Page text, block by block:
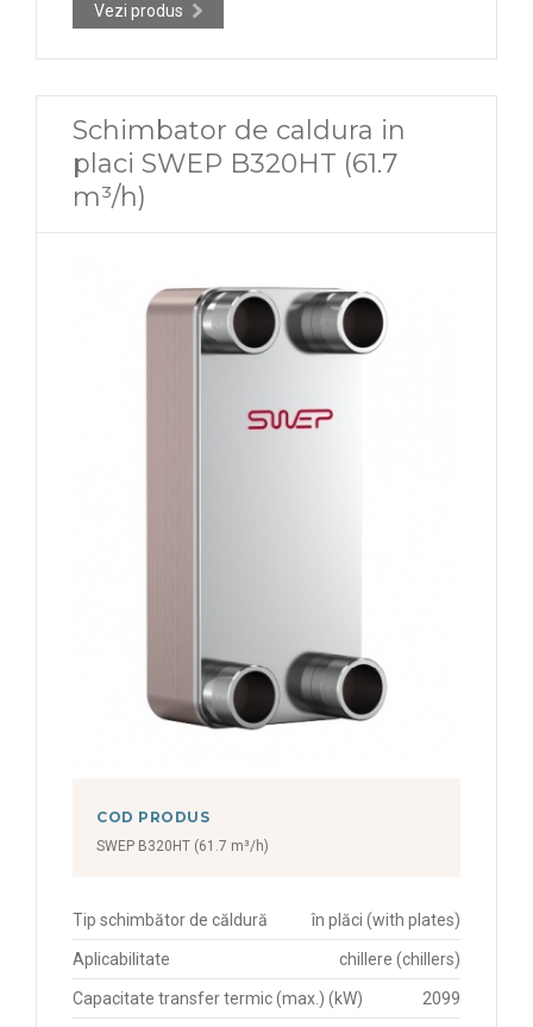
Vezi produs
Schimbator de caldura in
placi SWEP B320HT (61.7
m³/h)
COD PRODUS
SWEP B320HT (61.7 m³/h)
Tip schimbător de căldură în plăci (with plates)
Aplicabilitate chillere (chillers)
Capacitate transfer termic (max.) (kW) 2099